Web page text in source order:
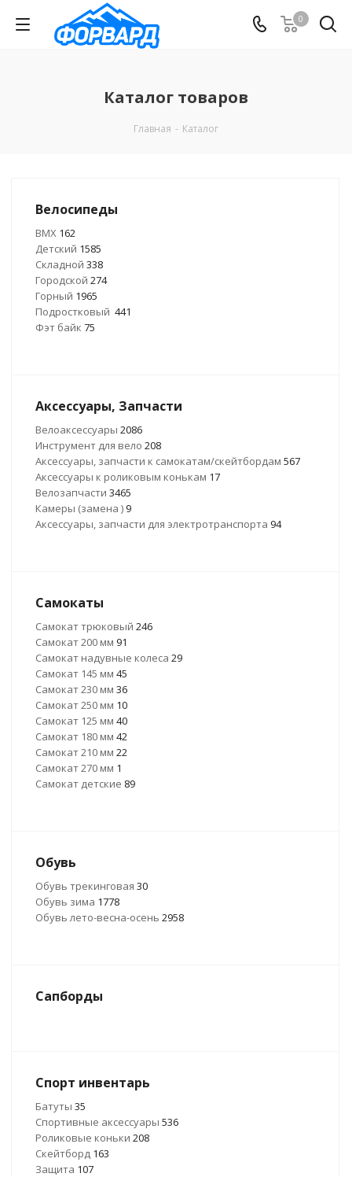
0
Каталог товаров
Главная - Каталог
Велосипеды
BMX 162
Детский 1585
Складной 338
Городской 274
Горный 1965
Подростковый 441
Фэт байк 75
Аксессуары, Запчасти
Велоаксессуары 2086
Инструмент для вело 208
Аксессуары, запчасти к самокатам/скейтбордам 567
Аксессуары к роликовым конькам 17
Велозапчасти 3465
Камеры (замена ) 9
Аксессуары, запчасти для электротранспорта 94
Самокаты
Самокат трюковый 246
Самокат 200 мм 91
Самокат надувные колеса 29
Самокат 145 мм 45
Самокат 230 мм 36
Самокат 250 мм 10
Самокат 125 мм 40
Самокат 180 мм 42
Самокат 210 мм 22
Самокат 270 мм 1
Самокат детские 89
Обувь
Обувь трекинговая 30
Обувь зима 1778
Обувь лето-весна-осень 2958
Сапборды
Спорт инвентарь
Батуты 35
Спортивные аксессуары 536
Роликовые коньки 208
Скейтборд 163
Защита 107